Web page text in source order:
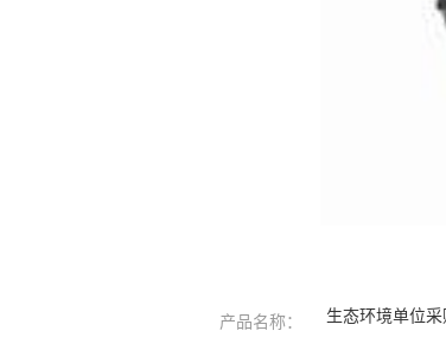
产品名称： 生态环境单位